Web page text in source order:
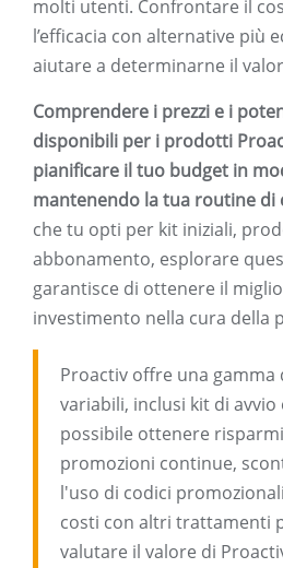
molti utenti. Confrontare il
l’efficacia con alternative più
aiutare a determinarne il
Comprendere i prezzi e i
disponibili per i prodotti
pianificare il tuo budget in
mantenendo la tua routine di
che tu opti per kit iniziali,
abbonamento, esplorare
garantisce di ottenere il
investimento nella cura della
Proactiv offre una
variabili, inclusi kit di avvio
possibile ottenere
promozioni continue,
l'uso di codici
costi con altri trattamenti
valutare il valore di